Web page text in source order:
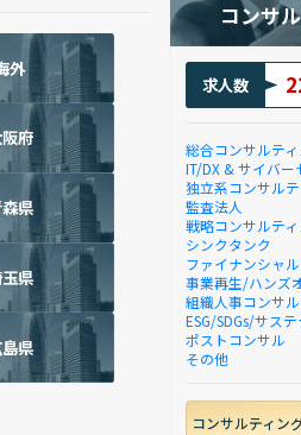
外
府
県
県
県
コンサ
求人数
総合コンサルテ
IT/DX & サイバー
独立系コンサル
監査法人
戦略コンサルテ
シンクタンク
ファイナンシャ
事業再生/ハンズ
組織人事コンサ
ESG/SDGs/サス
ポストコンサル
その他
コンサルティン